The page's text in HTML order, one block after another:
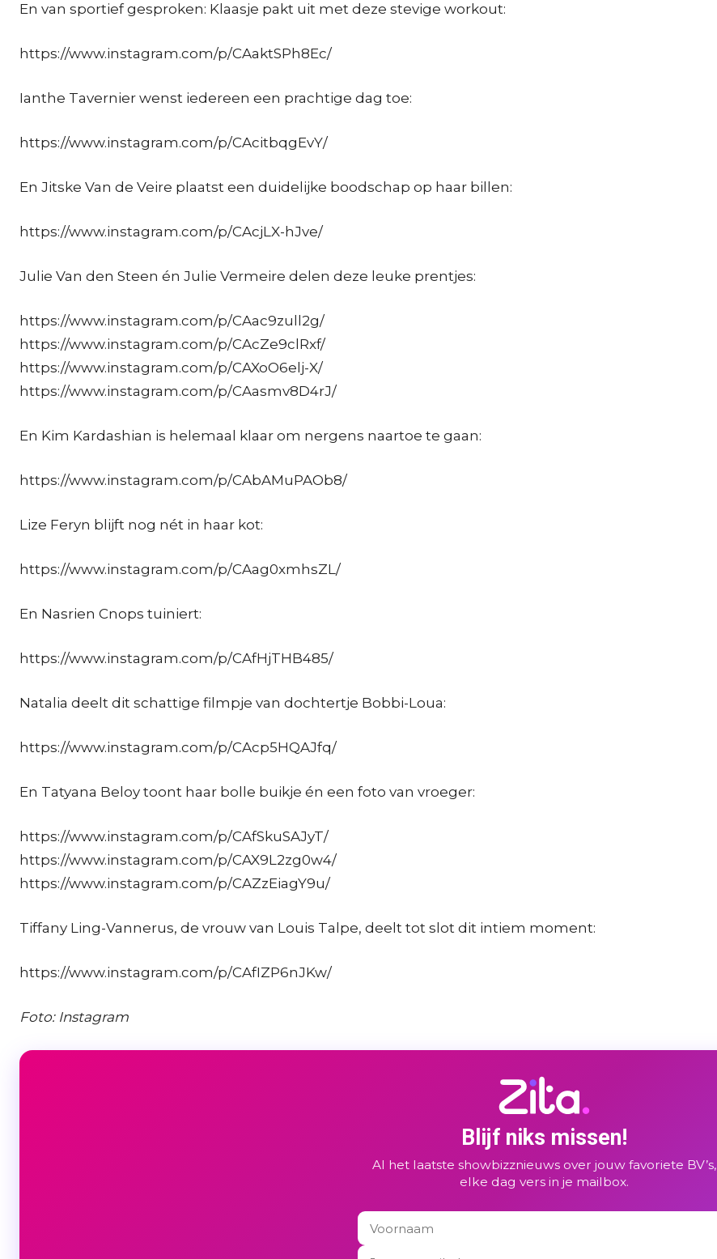
En van sportief gesproken: Klaasje pakt uit met deze stevige workout:
https://www.instagram.com/p/CAaktSPh8Ec/
Ianthe Tavernier wenst iedereen een prachtige dag toe:
https://www.instagram.com/p/CAcitbqgEvY/
En Jitske Van de Veire plaatst een duidelijke boodschap op haar billen:
https://www.instagram.com/p/CAcjLX-hJve/
Julie Van den Steen én Julie Vermeire delen deze leuke prentjes:
https://www.instagram.com/p/CAac9zull2g/
https://www.instagram.com/p/CAcZe9clRxf/
https://www.instagram.com/p/CAXoO6elj-X/
https://www.instagram.com/p/CAasmv8D4rJ/
En Kim Kardashian is helemaal klaar om nergens naartoe te gaan:
https://www.instagram.com/p/CAbAMuPAOb8/
Lize Feryn blijft nog nét in haar kot:
https://www.instagram.com/p/CAag0xmhsZL/
En Nasrien Cnops tuiniert:
https://www.instagram.com/p/CAfHjTHB485/
Natalia deelt dit schattige filmpje van dochtertje Bobbi-Loua:
https://www.instagram.com/p/CAcp5HQAJfq/
En Tatyana Beloy toont haar bolle buikje én een foto van vroeger:
https://www.instagram.com/p/CAfSkuSAJyT/
https://www.instagram.com/p/CAX9L2zg0w4/
https://www.instagram.com/p/CAZzEiagY9u/
Tiffany Ling-Vannerus, de vrouw van Louis Talpe, deelt tot slot dit intiem moment:
https://www.instagram.com/p/CAfIZP6nJKw/
Foto: Instagram
Blijf niks missen!
Al het laatste showbizznieuws over jouw favoriete BV’s,
elke dag vers in je mailbox.